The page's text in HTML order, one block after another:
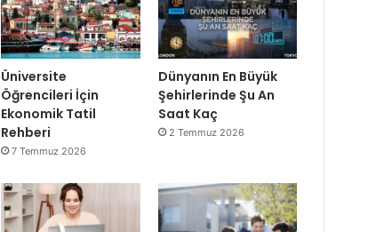
Üniversite
Öğrencileri İçin
Ekonomik Tatil
Rehberi
7 Temmuz 2026
Dünyanın En Büyük
Şehirlerinde Şu An
Saat Kaç
2 Temmuz 2026